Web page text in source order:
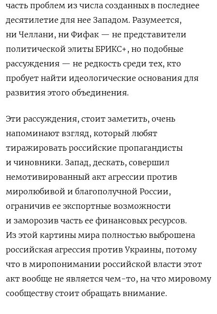
часть проблем из числа созданных в последнее
десятилетие для нее Западом. Разумеется,
ни Челлани, ни Фифак — не представители
политической элиты БРИКС+, но подобные
рассуждения — не редкость среди тех, кто
пробует найти идеологические основания для
развития этого объединения.
Эти рассуждения, стоит заметить, очень
напоминают взгляд, который любят
тиражировать российские пропагандисты
и чиновники. Запад, дескать, совершил
немотивированный акт агрессии против
миролюбивой и благополучной России,
ограничив ее экспортные возможности
и заморозив часть ее финансовых ресурсов.
Из этой картины мира полностью выброшена
российская агрессия против Украины, потому
что в миропонимании российской власти этот
акт вообще не является чем-то, на что мировому
сообществу стоит обращать внимание.